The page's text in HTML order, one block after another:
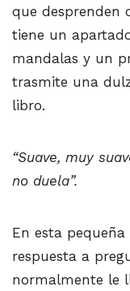
que desprenden
tiene un
mandalas y un
trasmite una
libro.
“Suave, muy
no duela”.
En esta
respuesta a
normalmente le